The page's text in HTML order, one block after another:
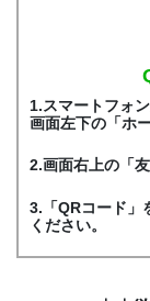
1.スマートフォ
画面左下の「ホ
2.画面右上の「
3.「QRコード」
ください。